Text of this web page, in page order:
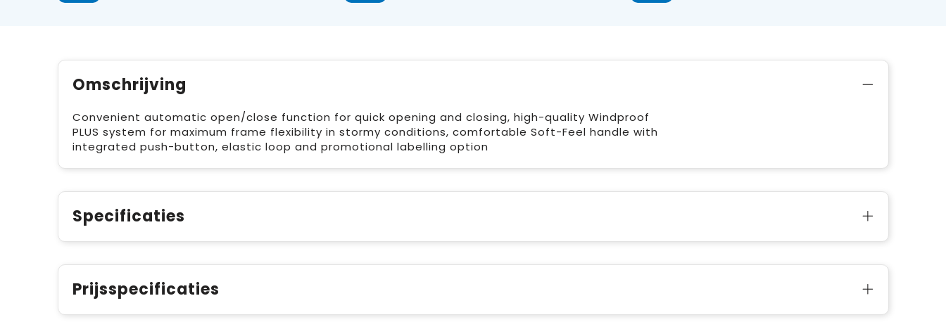
Omschrijving
Convenient automatic open/close function for quick opening and closing, high-quality Windproof
PLUS system for maximum frame flexibility in stormy conditions, comfortable Soft-Feel handle with
integrated push-button, elastic loop and promotional labelling option
Specificaties
Prijsspecificaties